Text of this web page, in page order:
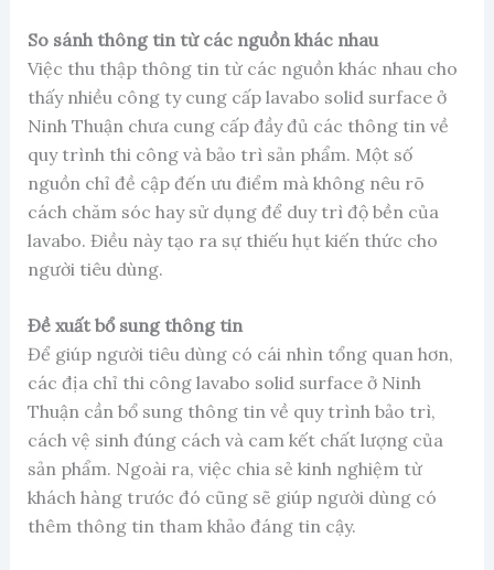
So sánh thông tin từ các nguồn khác nhau
Việc thu thập thông tin từ các nguồn khác nhau cho
thấy nhiều công ty cung cấp lavabo solid surface ở
Ninh Thuận chưa cung cấp đầy đủ các thông tin về
quy trình thi công và bảo trì sản phẩm. Một số
nguồn chỉ đề cập đến ưu điểm mà không nêu rõ
cách chăm sóc hay sử dụng để duy trì độ bền của
lavabo. Điều này tạo ra sự thiếu hụt kiến thức cho
người tiêu dùng.
Đề xuất bổ sung thông tin
Để giúp người tiêu dùng có cái nhìn tổng quan hơn,
các địa chỉ thi công lavabo solid surface ở Ninh
Thuận cần bổ sung thông tin về quy trình bảo trì,
cách vệ sinh đúng cách và cam kết chất lượng của
sản phẩm. Ngoài ra, việc chia sẻ kinh nghiệm từ
khách hàng trước đó cũng sẽ giúp người dùng có
thêm thông tin tham khảo đáng tin cậy.